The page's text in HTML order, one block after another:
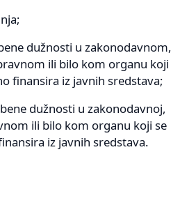
dužnosti u zakonodavnom,
ili bilo kom organu koji
finansira iz javnih sredstava;
dužnosti u zakonodavnoj,
ili bilo kom organu koji se
iz javnih sredstava.